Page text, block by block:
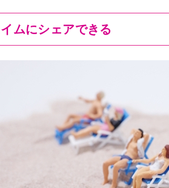
ムにシェアできる